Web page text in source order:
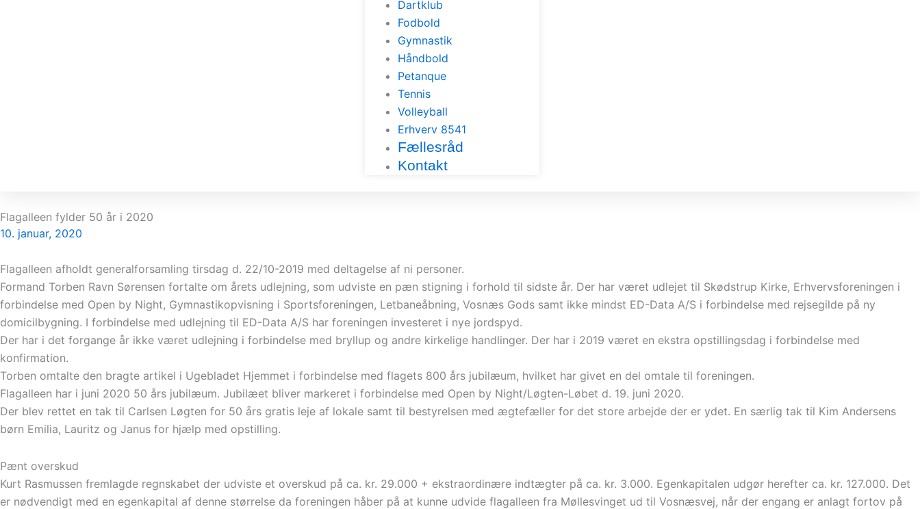
Dartklub
Fodbold
Gymnastik
Håndbold
Petanque
Tennis
Volleyball
Erhverv 8541
Fællesråd
Kontakt
Flagalleen fylder 50 år i 2020
10. januar, 2020
Flagalleen afholdt generalforsamling tirsdag d. 22/10-2019 med deltagelse af ni personer.
Formand Torben Ravn Sørensen fortalte om årets udlejning, som udviste en pæn stigning i forhold til sidste år. Der har været udlejet til Skødstrup Kirke, Erhvervsforeningen i
forbindelse med Open by Night, Gymnastikopvisning i Sportsforeningen, Letbaneåbning, Vosnæs Gods samt ikke mindst ED-Data A/S i forbindelse med rejsegilde på ny
domicilbygning. I forbindelse med udlejning til ED-Data A/S har foreningen investeret i nye jordspyd.
Der har i det forgange år ikke været udlejning i forbindelse med bryllup og andre kirkelige handlinger. Der har i 2019 været en ekstra opstillingsdag i forbindelse med
konfirmation.
Torben omtalte den bragte artikel i Ugebladet Hjemmet i forbindelse med flagets 800 års jubilæum, hvilket har givet en del omtale til foreningen.
Flagalleen har i juni 2020 50 års jubilæum. Jubilæet bliver markeret i forbindelse med Open by Night/Løgten-Løbet d. 19. juni 2020.
Der blev rettet en tak til Carlsen Løgten for 50 års gratis leje af lokale samt til bestyrelsen med ægtefæller for det store arbejde der er ydet. En særlig tak til Kim Andersens
børn Emilia, Lauritz og Janus for hjælp med opstilling.
Pænt overskud
Kurt Rasmussen fremlagde regnskabet der udviste et overskud på ca. kr. 29.000 + ekstraordinære indtægter på ca. kr. 3.000. Egenkapitalen udgør herefter ca. kr. 127.000. Det
er nødvendigt med en egenkapital af denne størrelse da foreningen håber på at kunne udvide flagalleen fra Møllesvinget ud til Vosnæsvej, når der engang er anlagt fortov på